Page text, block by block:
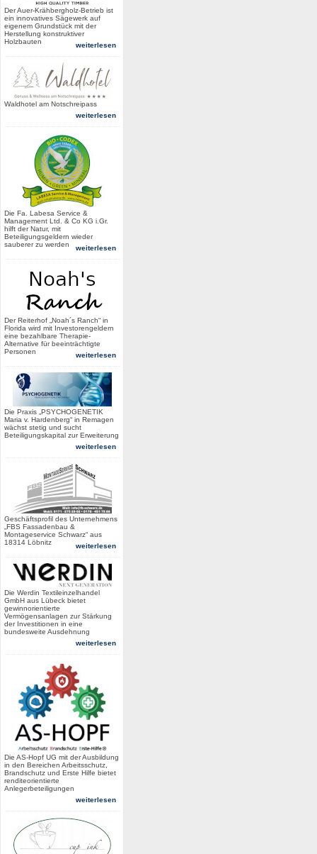
Der Auer-Krähbergholz-Betrieb ist
ein innovatives Sägewerk auf
eigenem Grundstück mit der
Herstellung konstruktiver
Holzbauten
weiterlesen
Waldhotel am Notschreipass
weiterlesen
Die Fa. Labesa Service &
Management Ltd. & Co KG i.Gr.
hilft der Natur, mit
Beteiligungsgeldern wieder
sauberer zu werden
weiterlesen
Der Reiterhof „Noah´s Ranch“ in
Florida wird mit Investorengeldern
eine bezahlbare Therapie-
Alternative für beeinträchtigte
Personen
weiterlesen
Die Praxis „PSYCHOGENETIK
Maria v. Hardenberg“ in Remagen
wächst stetig und sucht
Beteiligungskapital zur Erweiterung
weiterlesen
Geschäftsprofil des Unternehmens
„FBS Fassadenbau &
Montageservice Schwarz“ aus
18314 Löbnitz
weiterlesen
Die Werdin Textileinzelhandel
GmbH aus Lübeck bietet
gewinnorientierte
Vermögensanlagen zur Stärkung
der Investitionen in eine
bundesweite Ausdehnung
weiterlesen
Die AS-Hopf UG mit der Ausbildung
in den Bereichen Arbeitsschutz,
Brandschutz und Erste Hilfe bietet
renditeorientierte
Anlegerbeteiligungen
weiterlesen